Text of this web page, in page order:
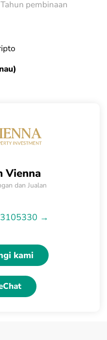
Tahun pembinaan
Vienna
dan Jualan
→
kami